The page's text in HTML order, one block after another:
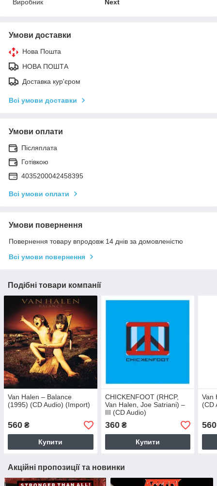
Виробник
Next
Умови доставки
Нова Пошта
НОВА ПОШТА
Доставка кур'єром
Всі умови доставки
Умови оплати
Післяплата
Готівкою
4035200042458395
Всі умови оплати
Умови повернення
Повернення товару впродовж 14 днів за домовленістю
Всі умови повернення
Подібні товари компанії
Van Halen – Balance
(1995) (CD Audio) (Import)
560 ₴
Купити
CHICKENFOOT (RHCP,
Van Halen, Joe Satriani) –
III (CD Audio)
360₴
Купити
Van
(CD
560
Акційні пропозиції та новинки